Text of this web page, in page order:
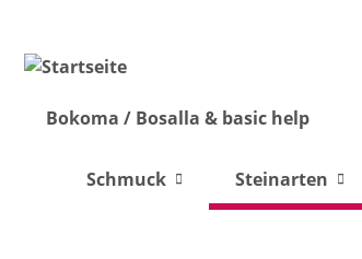
Bokoma / Bosalla & basic help
Schmuck Steinarten